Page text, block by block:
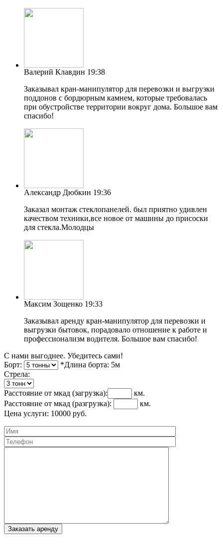
Валерий Клавдин 19:38
Заказывал кран-манипулятор для перевозки и выгрузки
поддонов с бордюрным камнем, которые требовалась
при обустройстве территории вокруг дома. Большое вам
спасибо!
Александр Дюбкин 19:36
Заказал монтаж стеклопанелей. был приятно удивлен
качеством техники,все новое от машины до присоски
для стекла.Молодцы
Максим Зощенко 19:33
Заказывал аренду кран-манипулятор для перевозки и
выгрузки бытовок, порадовало отношение к работе и
профессионализм водителя. Большое вам спасибо!
С нами выгоднее. Убедитесь сами!
Борт:
*Длина борта: 5м
Cтрела:
Расстояние от мкад (загрузка):
км.
Расстояние от мкад (разгрузка):
км.
Цена услуги: 10000 руб.